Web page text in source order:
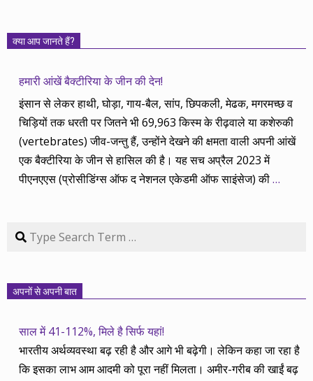
क्या आप जानते हैं?
हमारी आंखें बैक्टीरिया के जीन की देन!
इंसान से लेकर हाथी, घोड़ा, गाय-बैल, सांप, छिपकली, मेढक, मगरमच्छ व
चिड़ियों तक धरती पर जितने भी 69,963 किस्म के रीढ़वाले या कशेरुकी
(vertebrates) जीव-जन्तु हैं, उन्होंने देखने की क्षमता वाली अपनी आंखें
एक बैक्टीरिया के जीन से हासिल की है। यह सच अप्रैल 2023 में
पीएनएएस (प्रोसीडिंग्स ऑफ द नेशनल एकेडमी ऑफ साइंसेज) की…
Search
अपनों से अपनी बात
साल में 41-112%, मिले है सिर्फ यहां!
भारतीय अर्थव्यवस्था बढ़ रही है और आगे भी बढ़ेगी। लेकिन कहा जा रहा है
कि इसका लाभ आम आदमी को पूरा नहीं मिलता। अमीर-गरीब की खाईं बढ़